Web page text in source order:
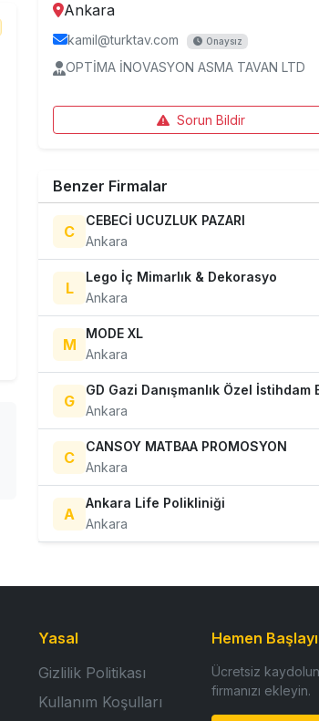
Ankara
kamil@turktav.com Onaysız
OPTİMA İNOVASYON ASMA TAVAN LTD
Sorun Bildir
Benzer Firmalar
C
CEBECİ UCUZLUK PAZARI
Ankara
L
Lego İç Mimarlık & Dekorasyo
Ankara
M
MODE XL
Ankara
G
Ankara
C
CANSOY MATBAA PROMOSYON
Ankara
A
Ankara Life Polikliniği
Ankara
Yasal
Gizlilik Politikası
Kullanım Koşulları
Hemen
Ücretsiz kaydolun,
firmanızı ekleyin.